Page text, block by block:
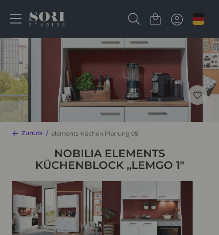
Zurück elements Küchen Planung 05
NOBILIA ELEMENTS
KÜCHENBLOCK ,,LEMGO 1"